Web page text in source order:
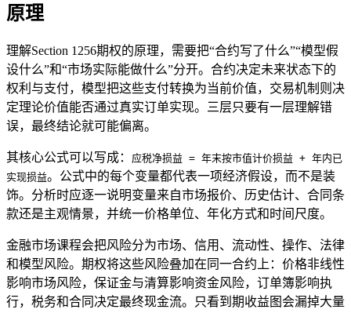
原理
理解Section 1256期权的原理，需要把“合约写了什么”“模型假
设什么”和“市场实际能做什么”分开。合约决定未来状态下的
权利与支付，模型把这些支付转换为当前价值，交易机制则决
定理论价值能否通过真实订单实现。三层只要有一层理解错
误，最终结论就可能偏离。
其核心公式可以写成：
应税净损益 = 年末按市值计价损益 + 年内已
实现损益。公式中的每个变量都代表一项经济假设，而不是装
饰。分析时应逐一说明变量来自市场报价、历史估计、合同条
款还是主观情景，并统一价格单位、年化方式和时间尺度。
金融市场课程会把风险分为市场、信用、流动性、操作、法律
和模型风险。期权将这些风险叠加在同一合约上：价格非线性
影响市场风险，保证金与清算影响资金风险，订单簿影响执
行，税务和合同决定最终现金流。只看到期收益图会漏掉大量